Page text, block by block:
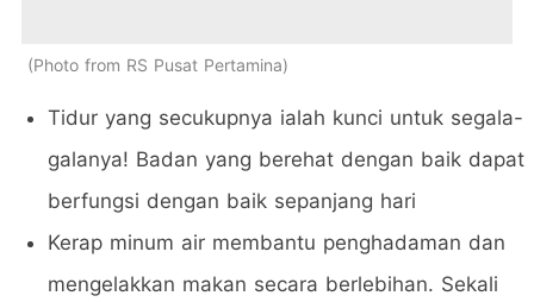
Photo from RS Pusat Pertamina
Tidur yang secukupnya ialah kunci untuk segala-
galanya! Badan yang berehat dengan baik dapat
berfungsi dengan baik sepanjang hari
Kerap minum air membantu penghadaman dan
mengelakkan makan secara berlebihan. Sekali